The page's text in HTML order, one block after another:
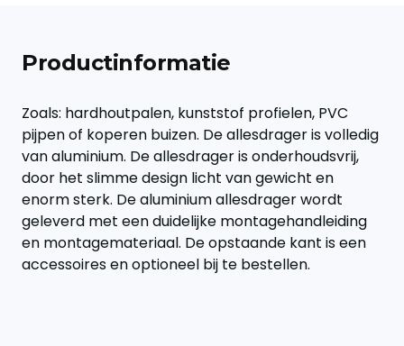
Productinformatie
Zoals: hardhoutpalen, kunststof profielen, PVC
pijpen of koperen buizen. De allesdrager is volledig
van aluminium. De allesdrager is onderhoudsvrij,
door het slimme design licht van gewicht en
enorm sterk. De aluminium allesdrager wordt
geleverd met een duidelijke montagehandleiding
en montagemateriaal. De opstaande kant is een
accessoires en optioneel bij te bestellen.